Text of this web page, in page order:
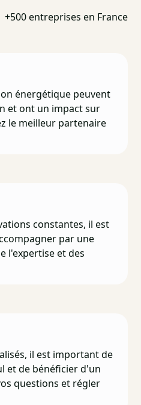
+500 entreprises en France
énergétique peuvent
et ont un impact sur
le meilleur partenaire
constantes, il est
par une
l'expertise et des
il est important de
et de bénéficier d'un
questions et régler